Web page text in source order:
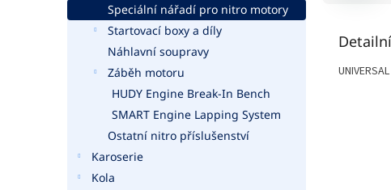
Speciální nářadí pro nitro motory
Startovací boxy a díly
Náhlavní soupravy
Záběh motoru
HUDY Engine Break-In Bench
SMART Engine Lapping System
Ostatní nitro příslušenství
Karoserie
Kola